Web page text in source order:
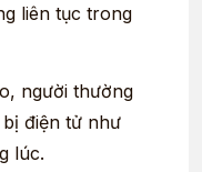
liên tục trong
người thường
điện tử như
lúc.